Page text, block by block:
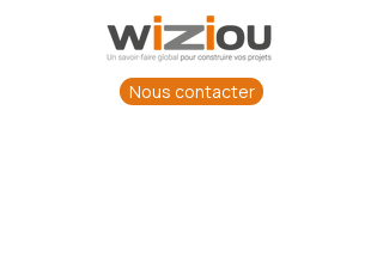
Nous contacter